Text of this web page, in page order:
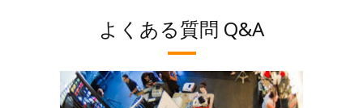
よくある質問 Q&A